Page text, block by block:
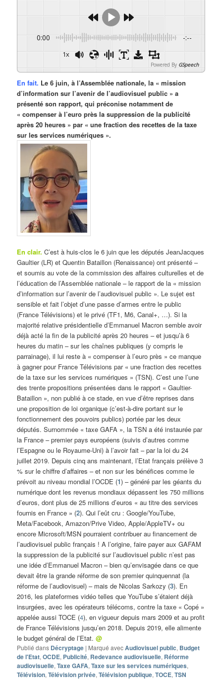
0:00 -:--
1x
Powered By GSpeech
En fait. Le 6 juin, à l’Assemblée nationale, la « mission
d’information sur l’avenir de l’audiovisuel public » a
présenté son rapport, qui préconise notamment de
« compenser à l’euro près la suppression de la publicité
après 20 heures » par « une fraction des recettes de la taxe
sur les services numériques ».
En clair. C’est à huis-clos le 6 juin que les députés JeanJacques
Gaultier (LR) et Quentin Bataillon (Renaissance) ont présenté –
et soumis au vote de la commission des affaires culturelles et de
l’éducation de l’Assemblée nationale – le rapport de la « mission
d’information sur l’avenir de l’audiovisuel public ». Le sujet est
sensible et fait l’objet d’une passe d’armes entre le public
(France Télévisions) et le privé (TF1, M6, Canal+, …). Si la
majorité relative présidentielle d’Emmanuel Macron semble avoir
déjà acté la fin de la publicité après 20 heures – et jusqu’à 6
heures du matin – sur les chaînes publiques (y compris le
parrainage), il lui reste à « compenser à l’euro près » ce manque
à gagner pour France Télévisions par « une fraction des recettes
de la taxe sur les services numériques » (TSN). C’est une l’une
des trente propositions présentées dans le rapport « Gaultier-
Bataillon », non publié à ce stade, en vue d’être reprises dans
une proposition de loi organique (c’est-à-dire portant sur le
fonctionnement des pouvoirs publics) portée par les deux
députés. Surnommée « taxe GAFA », la TSN a été instaurée par
la France – premier pays européens (suivis d’autres comme
l’Espagne ou le Royaume-Uni) à l’avoir fait – par la loi du 24
juillet 2019. Depuis cinq ans maintenant, l’Etat français prélève 3
% sur le chiffre d’affaires – et non sur les bénéfices comme le
prévoit au niveau mondial l’OCDE (1) – généré par les géants du
numérique dont les revenus mondiaux dépassent les 750 millions
d’euros, dont plus de 25 millions d’euros « au titre des services
fournis en France » (2). Qui l’eût cru : Google/YouTube,
Meta/Facebook, Amazon/Prive Video, Apple/AppleTV+ ou
encore Microsoft/MSN pourraient contribuer au financement de
l’audiovisuel public français ! A l’origine, faire payer aux GAFAM
la suppression de la publicité sur l’audiovisuel public n’est pas
une idée d’Emmanuel Macron – bien qu’envisagée dans ce que
devait être la grande réforme de son premier quinquennat (la
réforme de l’audiovisuel) – mais de Nicolas Sarkozy (3). En
2016, les plateformes vidéo telles que YouTube s’étaient déjà
insurgées, avec les opérateurs télécoms, contre la taxe « Copé »
appelée aussi TOCE (4), en vigueur depuis mars 2009 et au profit
de France Télévisions jusqu’en 2018. Depuis 2019, elle alimente
le budget général de l’Etat.@
Publié dans Décryptage | Marqué avecAudiovisuel public, Budget
de l'Etat,OCDE, Publicité, Redevance audiovisuelle, Réforme
audiovisuelle,Taxe GAFA,Taxe sur les services numériques,
Télévision,Télévision privée,Télévision publique,TOCE,TSN